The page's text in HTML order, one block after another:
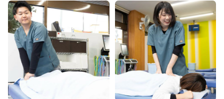
どで負担がかかると、筋肉が硬く
なりやすくなります。この施術で
は、筋肉の深部までやさしく刺激
を加え、動きやすい状態へ導くこ
とを目指します。
と、筋肉への負担が増し、全身の
バランスにも影響を及ぼすことが
あります。この施術では、骨盤ま
わりの筋肉や関節にアプローチ
し、スムーズな動きをサポートし
ます。